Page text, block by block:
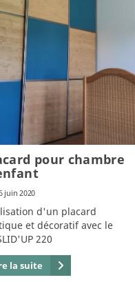
pour chambre
juin 2020
d'un placard
et décoratif avec le
220
la suite